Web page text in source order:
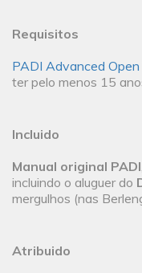
Requisitos
PADI Advanced
ter pelo menos 15
Incluido
Manual original PADI
incluindo o aluguer do
mergulhos (nas
Atribuido